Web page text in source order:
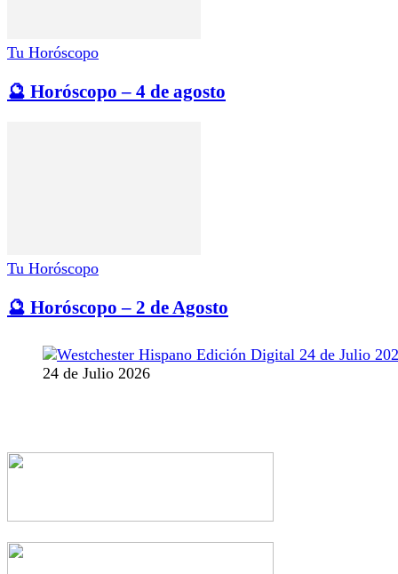
Tu Horóscopo
🔮 Horóscopo – 4 de agosto
Tu Horóscopo
🔮 Horóscopo – 2 de Agosto
24 de Julio 2026